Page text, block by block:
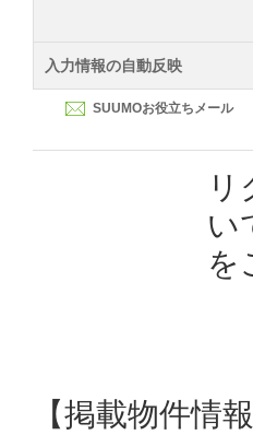
入力情報の自動反映
SUUMOお役立ちメール
リ
い
を
【掲載物件情